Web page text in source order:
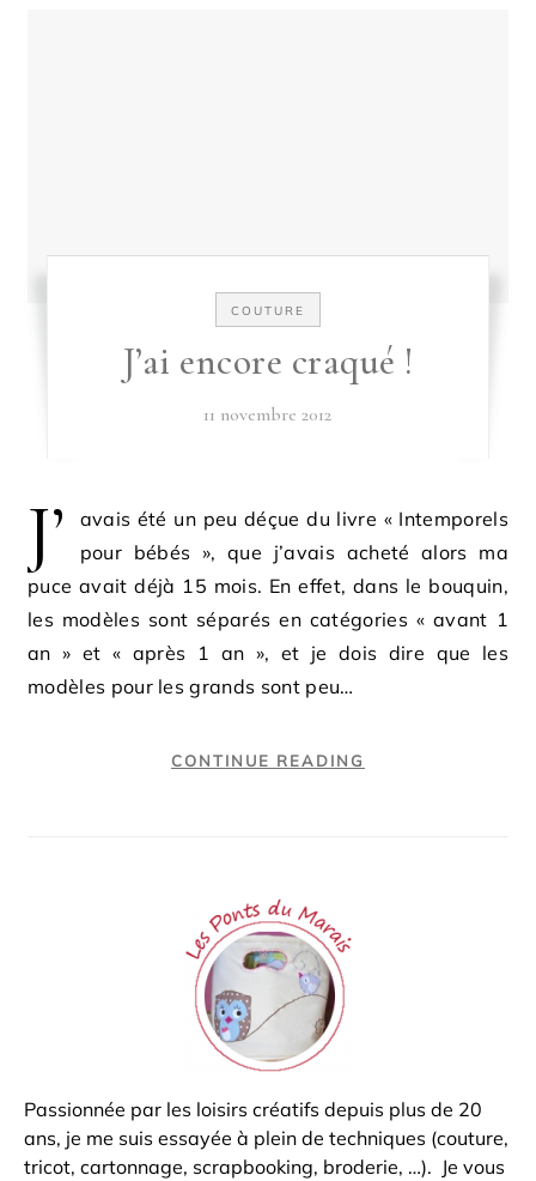
COUTURE
J’ai encore craqué !
11 novembre 2012
J’
avais été un peu déçue du livre « Intemporels
pour bébés », que j’avais acheté alors ma
puce avait déjà 15 mois. En effet, dans le bouquin,
les modèles sont séparés en catégories « avant 1
an » et « après 1 an », et je dois dire que les
modèles pour les grands sont peu…
CONTINUE READING
Passionnée par les loisirs créatifs depuis plus de 20
ans, je me suis essayée à plein de techniques (couture,
tricot, cartonnage, scrapbooking, broderie, …). Je vous